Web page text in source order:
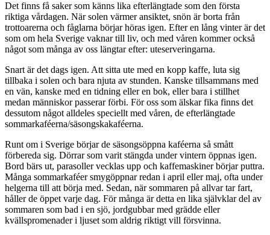
Det finns få saker som känns lika efterlängtade som den första
riktiga vårdagen. När solen värmer ansiktet, snön är borta från
trottoarerna och fåglarna börjar höras igen. Efter en lång vinter är det
som om hela Sverige vaknar till liv, och med våren kommer också
något som många av oss längtar efter: uteserveringarna.
Snart är det dags igen. Att sitta ute med en kopp kaffe, luta sig
tillbaka i solen och bara njuta av stunden. Kanske tillsammans med
en vän, kanske med en tidning eller en bok, eller bara i stillhet
medan människor passerar förbi. För oss som älskar fika finns det
dessutom något alldeles speciellt med våren, de efterlängtade
sommarkaféerna/säsongskakaféerna.
Runt om i Sverige börjar de säsongsöppna kaféerna så smått
förbereda sig. Dörrar som varit stängda under vintern öppnas igen.
Bord bärs ut, parasoller vecklas upp och kaffemaskiner börjar puttra.
Många sommarkaféer smygöppnar redan i april eller maj, ofta under
helgerna till att börja med. Sedan, när sommaren på allvar tar fart,
håller de öppet varje dag. För många är detta en lika självklar del av
sommaren som bad i en sjö, jordgubbar med grädde eller
kvällspromenader i ljuset som aldrig riktigt vill försvinna.